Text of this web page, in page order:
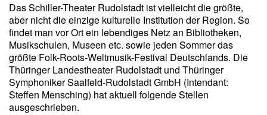
Das Schiller-Theater Rudolstadt ist vielleicht die größte,
aber nicht die einzige kulturelle Institution der Region. So
findet man vor Ort ein lebendiges Netz an Bibliotheken,
Musikschulen, Museen etc. sowie jeden Sommer das
größte Folk-Roots-Weltmusik-Festival Deutschlands. Die
Thüringer Landestheater Rudolstadt und Thüringer
Symphoniker Saalfeld-Rudolstadt GmbH (Intendant:
Steffen Mensching) hat aktuell folgende Stellen
ausgeschrieben.